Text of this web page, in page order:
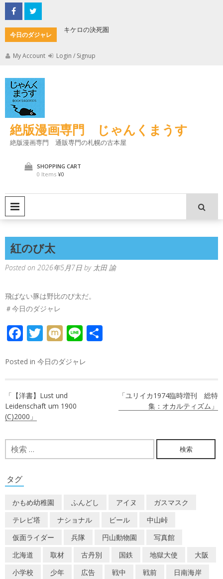
Skip
to
content
今日のダジャレ
キケロの決死圏
My Account Login / Signup
絶版漫画専門 じゃんくまうす
絶版漫画専門 通販専門の札幌の古本屋
SHOPPING CART
0 Items ¥0
紅のび太
Posted on 2026年5月7日 by 太田 諭
飛ばない豚は野比のび太だ。
＃今日のダジャレ
FACEBOOK
TWITTER
MIXILINE
Posted in 今日のダジャレ
稿
ナ
ビ
ゲ
ー
ン
「【洋書】Lust und
Leidenschaft um 1900
(C)2000」
「ユリイカ1974臨時増刊 総特
集：オカルティズム」
検
索:
タグ
かもめ幼稚園 ふんどし アイヌ
ガスマスク
テレビ塔
ナショナル ビール
中山峠
仮面ライダー
兵隊 円山動物園
写真館
北海道
取材 古丹別 国鉄 地獄大使
大阪
小学校
少年 広告 戦中 戦前
日南海岸